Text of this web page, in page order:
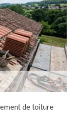
de toiture